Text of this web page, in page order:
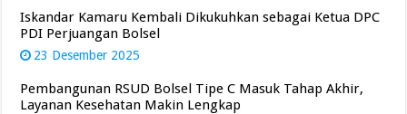
Iskandar Kamaru Kembali Dikukuhkan sebagai Ketua DPC
PDI Perjuangan Bolsel
23 Desember 2025
Pembangunan RSUD Bolsel Tipe C Masuk Tahap Akhir,
Layanan Kesehatan Makin Lengkap